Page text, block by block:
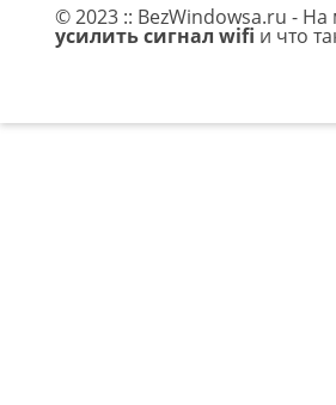
© 2023 :: BezWindowsa.ru -
усилить сигнал wifi и что